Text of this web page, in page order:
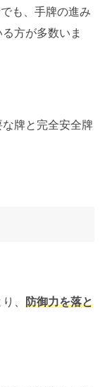
も、手牌の進み
方が多数いま
牌と完全安全牌
、 防御力を落と